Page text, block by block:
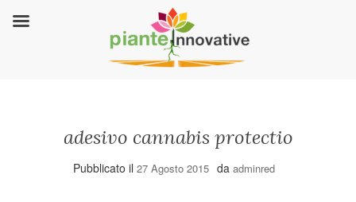
adesivo cannabis protectio
Pubblicato il 27 Agosto 2015 da adminred